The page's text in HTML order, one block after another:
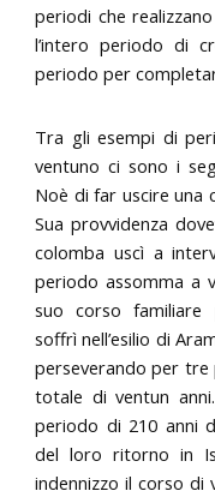
periodi che
l’intero periodo di
periodo per
Tra gli esempi di
ventuno ci sono i
Noè di far uscire una
Sua provvidenza
colomba uscì a
periodo assomma a
suo corso familiare
soffrì nell’esilio di
perseverando per tre
totale di ventun anni.
periodo di 210 anni
del loro ritorno in
indennizzo il corso di